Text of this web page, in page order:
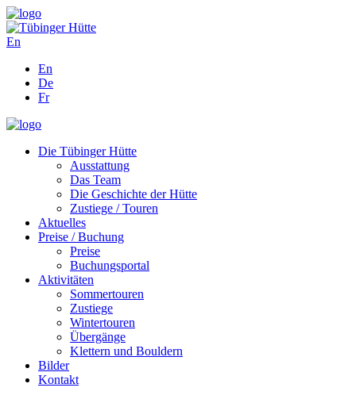
En
En
De
Fr
Die Tübinger Hütte
Ausstattung
Das Team
Die Geschichte der Hütte
Zustiege / Touren
Aktuelles
Preise / Buchung
Preise
Buchungsportal
Aktivitäten
Sommertouren
Zustiege
Wintertouren
Übergänge
Klettern und Bouldern
Bilder
Kontakt